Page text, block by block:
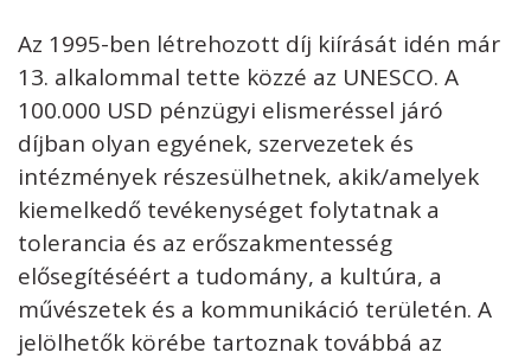
Az 1995-ben létrehozott díj kiírását idén már
13. alkalommal tette közzé az UNESCO. A
100.000 USD pénzügyi elismeréssel járó
díjban olyan egyének, szervezetek és
intézmények részesülhetnek, akik/amelyek
kiemelkedő tevékenységet folytatnak a
tolerancia és az erőszakmentesség
elősegítéséért a tudomány, a kultúra, a
művészetek és a kommunikáció területén. A
jelölhetők körébe tartoznak továbbá az